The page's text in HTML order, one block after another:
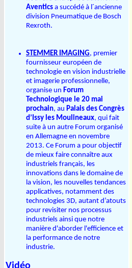
Aventics a succédé à l´ancienne
division Pneumatique de Bosch
Rexroth.
STEMMER IMAGING, premier
fournisseur européen de
technologie en vision industrielle
et imagerie professionnelle,
organise un Forum
Technologique le 20 mai
prochain, au Palais des Congrès
d’Issy les Moulineaux, qui fait
suite à un autre Forum organisé
en Allemagne en novembre
2013. Ce Forum a pour objectif
de mieux faire connaître aux
industriels français, les
innovations dans le domaine de
la vision, les nouvelles tendances
applicatives, notamment des
technologies 3D, autant d’atouts
pour revisiter nos processus
industriels ainsi que notre
manière d'aborder l'efficience et
la performance de notre
industrie.
Vidéo